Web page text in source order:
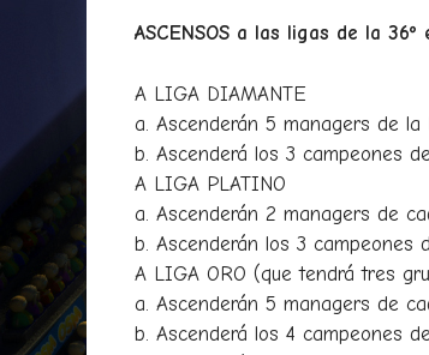
ASCENSOS a las ligas de la 36º
A LIGA DIAMANTE
a. Ascenderán 5 managers de la
b. Ascenderá los 3 campeones
A LIGA PLATINO
a. Ascenderán 2 managers de
b. Ascenderán los 3 campeones
A LIGA ORO (que tendrá tres
a. Ascenderán 5 managers de
b. Ascenderá los 4 campeones